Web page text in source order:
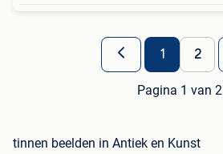
1 2
Pagina 1 van 2
tinnen beelden in Antiek en Kunst